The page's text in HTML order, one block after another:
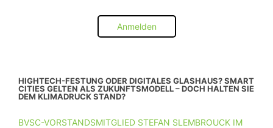
Anmelden
HIGHTECH-FESTUNG ODER DIGITALES GLASHAUS? SMART
CITIES GELTEN ALS ZUKUNFTSMODELL – DOCH HALTEN SIE
DEM KLIMADRUCK STAND?
BVSC-VORSTANDSMITGLIED STEFAN SLEMBROUCK IM